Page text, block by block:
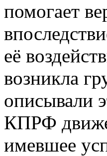
помогает
её
возникла
описывали
КПРФ
имевшее